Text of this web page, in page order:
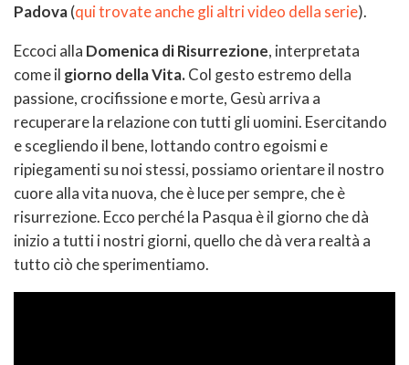
Padova(qui trovate anche gli altri video della serie).
Eccoci alla Domenica di Risurrezione, interpretata
come il giorno della Vita. Col gesto estremo della
passione, crocifissione e morte, Gesù arriva a
recuperare la relazione con tutti gli uomini. Esercitando
e scegliendo il bene, lottando contro egoismi e
ripiegamenti su noi stessi, possiamo orientare il nostro
cuore alla vita nuova, che è luce per sempre, che è
risurrezione. Ecco perché la Pasqua è il giorno che dà
inizio a tutti i nostri giorni, quello che dà vera realtà a
tutto ciò che sperimentiamo.